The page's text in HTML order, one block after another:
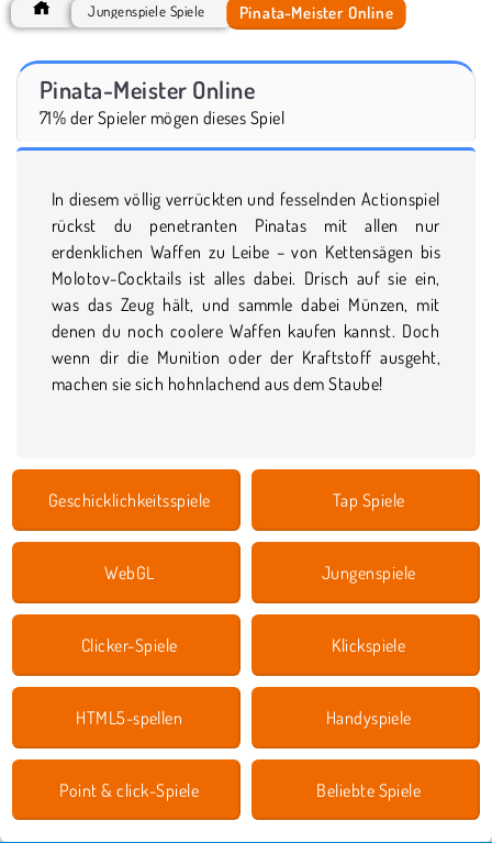
Jungenspiele Spiele Pinata-Meister Online
Pinata-Meister Online
71% der Spieler mögen dieses Spiel
In diesem völlig verrückten und fesselnden Actionspiel
rückst du penetranten Pinatas mit allen nur
erdenklichen Waffen zu Leibe – von Kettensägen bis
Molotov-Cocktails ist alles dabei. Drisch auf sie ein,
was das Zeug hält, und sammle dabei Münzen, mit
denen du noch coolere Waffen kaufen kannst. Doch
wenn dir die Munition oder der Kraftstoff ausgeht,
machen sie sich hohnlachend aus dem Staube!
Geschicklichkeitsspiele Tap Spiele
WebGL Jungenspiele
Clicker-Spiele Klickspiele
HTML5-spellen Handyspiele
Point & click-Spiele Beliebte Spiele